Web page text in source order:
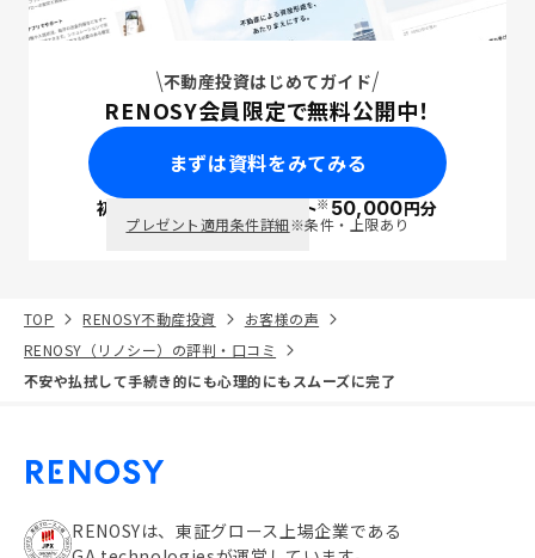
不動産投資はじめてガイド
RENOSY会員限定で無料公開中！
まずは資料をみてみる
初回面談で ポイント※50,000円分
プレゼント適用条件詳細※条件・上限あり
TOP RENOSY不動産投資
お客様の声
RENOSY（リノシー）の評判・口コミ
不安や払拭して手続き的にも心理的にもスムーズに完了
RENOSYは、東証グロース上場企業である